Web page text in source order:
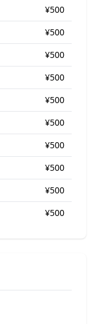
¥500
¥500
¥500
¥500
¥500
¥500
¥500
¥500
¥500
¥500